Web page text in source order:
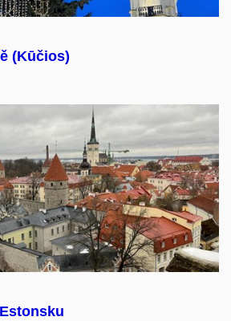
(Kūčios)